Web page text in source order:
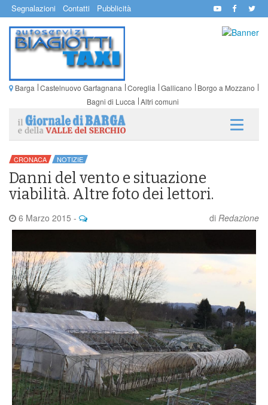
Segnalazioni Contatti Pubblicità
Barga Castelnuovo Garfagnana Coreglia Gallicano
Borgo a Mozzano
Bagni di Lucca Altri comuni
CRONACA NOTIZIE
Danni del vento e situazione
viabilità. Altre foto dei lettori.
6 Marzo 2015 - di Redazione